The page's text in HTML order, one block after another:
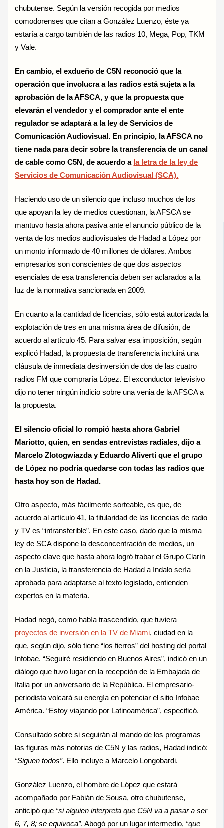
chubutense. Según la versión recogida por medios
comodorenses que citan a González Luenzo, éste ya
estaría a cargo también de las radios 10, Mega, Pop, TKM
y Vale.
En cambio, el exdueño de C5N reconoció que la
operación que involucra a las radios está sujeta a la
aprobación de la AFSCA, y que la propuesta que
elevarán el vendedor y el comprador ante el ente
regulador se adaptará a la ley de Servicios de
Comunicación Audiovisual. En principio, la AFSCA no
tiene nada para decir sobre la transferencia de un canal
de cable como C5N, de acuerdo a la letra de la ley de
Servicios de Comunicación Audiovisual (SCA).
Haciendo uso de un silencio que incluso muchos de los
que apoyan la ley de medios cuestionan, la AFSCA se
mantuvo hasta ahora pasiva ante el anuncio público de la
venta de los medios audiovisuales de Hadad a López por
un monto informado de 40 millones de dólares. Ambos
empresarios son conscientes de que dos aspectos
esenciales de esa transferencia deben ser aclarados a la
luz de la normativa sancionada en 2009.
En cuanto a la cantidad de licencias, sólo está autorizada la
explotación de tres en una misma área de difusión, de
acuerdo al artículo 45. Para salvar esa imposición, según
explicó Hadad, la propuesta de transferencia incluirá una
cláusula de inmediata desinversión de dos de las cuatro
radios FM que compraría López. El exconductor televisivo
dijo no tener ningún indicio sobre una venia de la AFSCA a
la propuesta.
El silencio oficial lo rompió hasta ahora Gabriel
Mariotto, quien, en sendas entrevistas radiales, dijo a
Marcelo Zlotogwiazda y Eduardo Aliverti que el grupo
de López no podria quedarse con todas las radios que
hasta hoy son de Hadad.
Otro aspecto, más fácilmente sorteable, es que, de
acuerdo al artículo 41, la titularidad de las licencias de radio
y TV es “intransferible”. En este caso, dado que la misma
ley de SCA dispone la desconcentración de medios, un
aspecto clave que hasta ahora logró trabar el Grupo Clarín
en la Justicia, la transferencia de Hadad a Indalo sería
aprobada para adaptarse al texto legislado, entienden
expertos en la materia.
Hadad negó, como había trascendido, que tuviera
proyectos de inversión en la TV de Miami, ciudad en la
que, según dijo, sólo tiene “los fierros” del hosting del portal
Infobae. “Seguiré residiendo en Buenos Aires”, indicó en un
diálogo que tuvo lugar en la recepción de la Embajada de
Italia por un aniversario de la República. El empresario-
periodista volcará su energía en potenciar el sitio Infobae
América. “Estoy viajando por Latinoamérica”, especificó.
Consultado sobre si seguirán al mando de los programas
las figuras más notorias de C5N y las radios, Hadad indicó:
“Siguen todos”. Ello incluye a Marcelo Longobardi.
González Luenzo, el hombre de López que estará
acompañado por Fabián de Sousa, otro chubutense,
anticipó que “si alguien interpreta que C5N va a pasar a ser
6, 7, 8; se equivoca”. Abogó por un lugar intermedio, “que